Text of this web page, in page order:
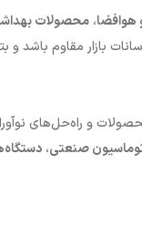
هوافضا، محصولات
بازار مقاوم باشد و
و راه‌حل‌های
صنعتی،